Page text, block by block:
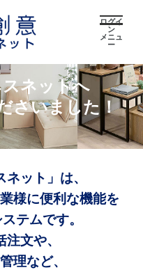
ログイ
ン
メニュ
ー
ネットへ
さいました！
ネット」は、
様に便利な機能を
テムです。
文や、
理など、